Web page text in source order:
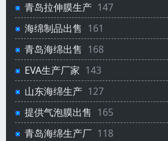
青岛拉伸膜生产 147
海绵制品出售 161
青岛海绵出售 168
EVA生产厂家 143
山东海绵生产 127
提供气泡膜出售 165
青岛海绵生产厂 118